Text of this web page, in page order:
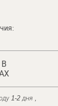
1-2 дня ,